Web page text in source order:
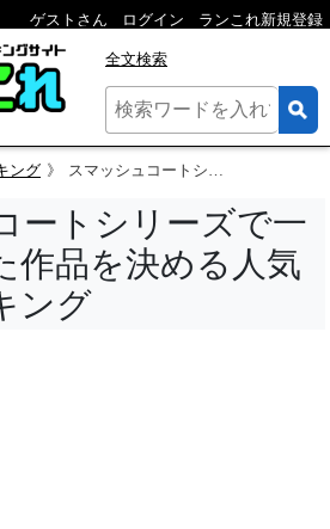
ゲストさん ログイン ランこれ新規登録
全文検索
ング スマッシュコートシリーズで一番面白かった作品を決める人気投票＆ランキング
ートシリーズで一
作品を決める人気
ング